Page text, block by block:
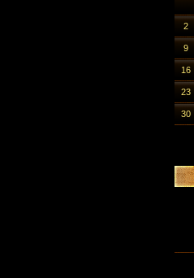
2
9
16
23
30